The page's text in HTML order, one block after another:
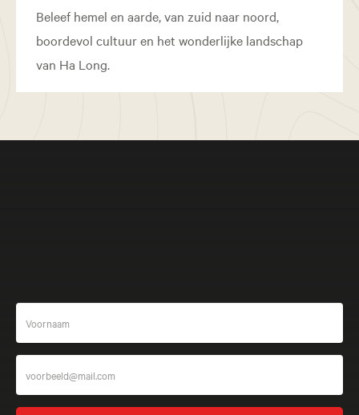
Beleef hemel en aarde, van zuid naar noord,
boordevol cultuur en het wonderlijke landschap
van Ha Long.